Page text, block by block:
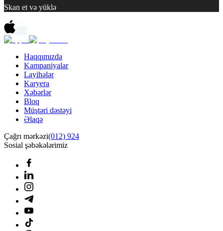
Skan et və yüklə
Haqqımızda
Kampaniyalar
Layihələr
Karyera
Xəbərlər
Bloq
Müştəri dəstəyi
Əlaqə
Çağrı mərkəzi(012) 924
Sosial şəbəkələrimiz